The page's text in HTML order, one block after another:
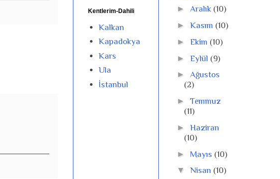
Kentlerim-Dahili
Kalkan
Kapadokya
Kars
Ula
İstanbul
►Aralık (10)
►Kasım (10)
►Ekim (10)
►Eylül (9)
►Ağustos
(2)
►Temmuz
(11)
►Haziran
(10)
► Mayıs (10)
▼Nisan (10)